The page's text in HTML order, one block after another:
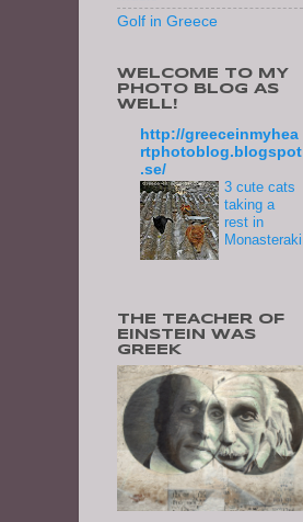
Golf in Greece
WELCOME TO MY
PHOTO BLOG AS
WELL!
http://greeceinmyhea
rtphotoblog.blogspot
.se/
3 cute cats
taking a
rest in
Monasteraki
THE TEACHER OF
EINSTEIN WAS
GREEK